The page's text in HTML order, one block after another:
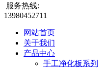
服务热线:
13980452711
网站首页
关于我们
产品中心
手工净化板系列